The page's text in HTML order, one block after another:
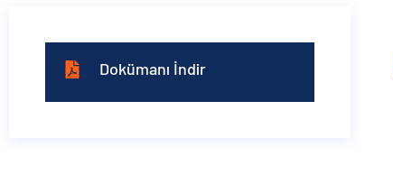
Dokümanı İndir